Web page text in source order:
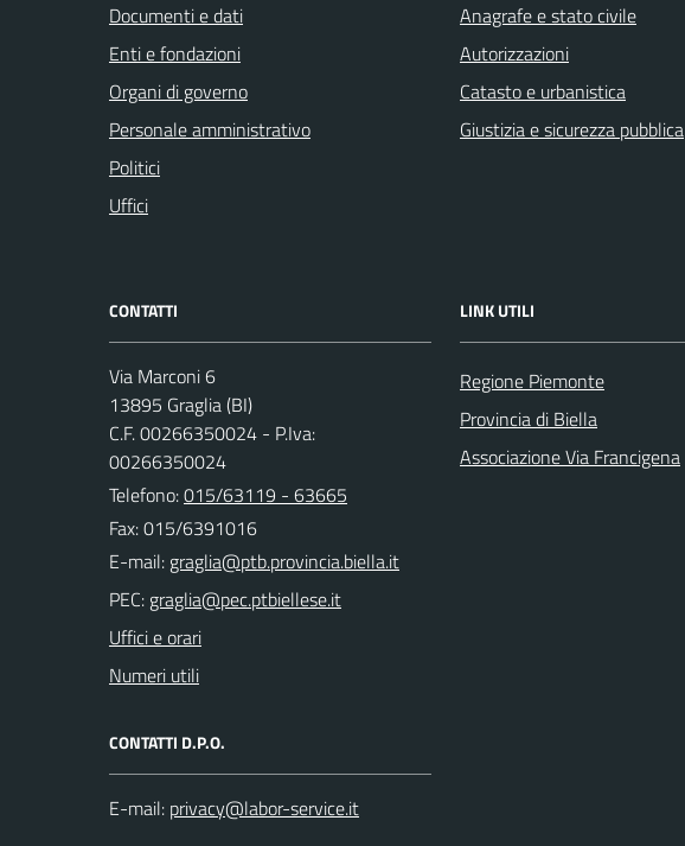
Documenti e dati
Enti e fondazioni
Organi di governo
Personale amministrativo
Politici
Uffici
Anagrafe e stato civile
Autorizzazioni
Catasto e urbanistica
Giustizia e sicurezza pubblica
CONTATTI
Via Marconi 6
13895 Graglia (BI)
C.F. 00266350024 - P.Iva:
00266350024
Telefono:015/63119 - 63665
Fax: 015/6391016
E-mail:
PEC:
Uffici e orari
Numeri utili
CONTATTI D.P.O.
E-mail:
LINK UTILI
Regione Piemonte
Provincia di Biella
Associazione Via Francigena